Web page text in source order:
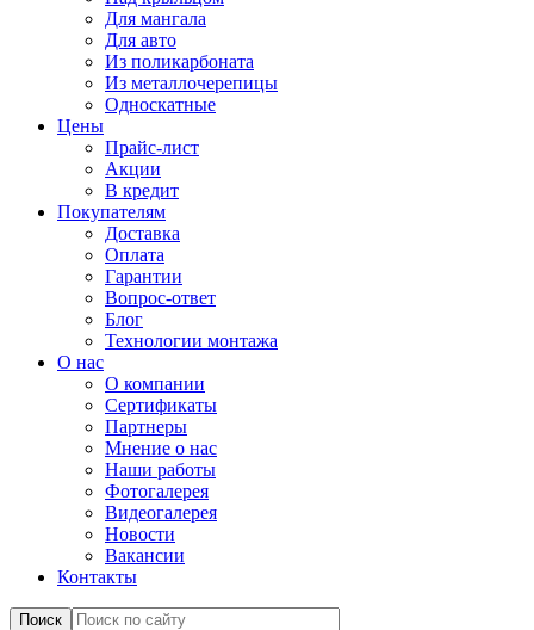
Для мангала
Для авто
Из поликарбоната
Из металлочерепицы
Односкатные
Цены
Прайс-лист
Акции
В кредит
Покупателям
Доставка
Оплата
Гарантии
Вопрос-ответ
Блог
Технологии монтажа
О нас
О компании
Сертификаты
Партнеры
Мнение о нас
Наши работы
Фотогалерея
Видеогалерея
Новости
Вакансии
Контакты
Поиск